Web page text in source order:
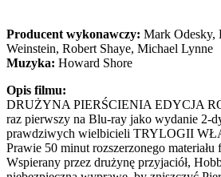
Producent wykonawczy: Mark Odesky,
Weinstein, Robert Shaye, Michael Lynne
Muzyka: Howard Shore
Opis filmu:
DRUŻYNA PIERŚCIENIA EDYCJA
raz pierwszy na Blu-ray jako wydanie 2-
prawdziwych wielbicieli TRYLOGII
Prawie 50 minut rozszerzonego materiału
Wspierany przez drużynę przyjaciół,